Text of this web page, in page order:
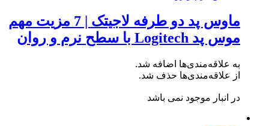
ماوس پد دو طرفه لاجیتک | 7 مزیت مهم
موس پد Logitech با سطح نرم و روان
به علاقه‌مندی‌ها اضافه شد.
از علاقه‌مندی‌ها حذف شد.
در انبار موجود نمی باشد